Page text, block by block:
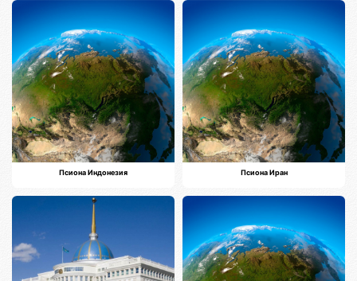
Псиона Индонезия Псиона Иран